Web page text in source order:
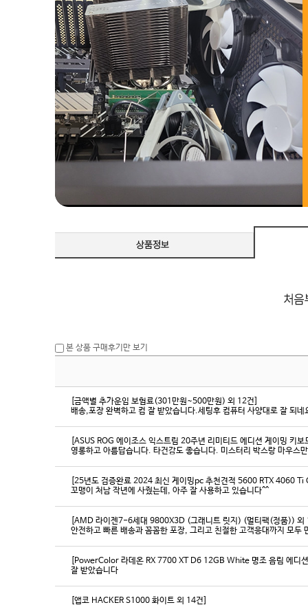
본 상품 구매후기만 보기
[금액별 추가운임 보험료(301만원~500만원) 외 12건]
배송,포장 완벽하고 컴 잘 받았습니다.세팅후 컴퓨터 사양대로 잘 되
[ASUS ROG 에이조스 익스트림 20주년 리미티드 에디션 게이밍 키
영롱하고 아름답습니다. 타건감도 좋습니다. 미스터리 박스랑 마우스
[25년도 검증완료 2024 최신 게이밍pc 추천견적 5600 RTX 4060
꼬맹이 처남 작년에 사줬는데, 아주 잘 사용하고 있습니다^^
[AMD 라이젠7-6세대 9800X3D (그래니트 릿지) (멀티팩(정품)) 외
[PowerColor 라데온 RX 7700 XT D6 12GB White 명조 음림 에디
잘 받았습니다
[앱코 HACKER S1000 화이트 외 14건]